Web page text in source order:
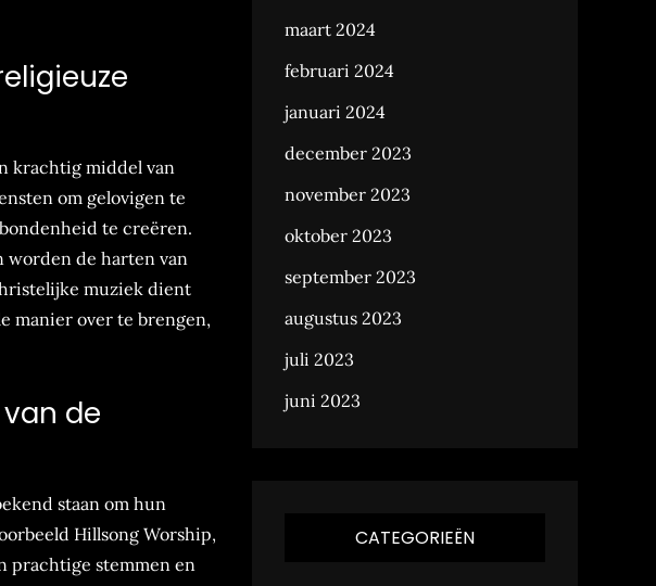
krachtig middel van
om gelovigen te
te creëren.
worden de harten van
muziek dient
manier over te brengen,
de
staan om hun
Hillsong Worship,
prachtige stemmen en
maart 2024
februari 2024
januari 2024
december 2023
november 2023
oktober 2023
september 2023
augustus 2023
juli 2023
juni 2023
CATEGORIEËN